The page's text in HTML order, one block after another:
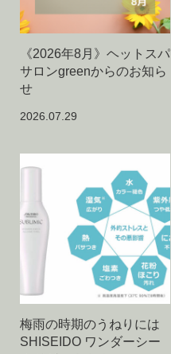
《2026年8月》ヘットスパ
サロンgreenからのお知ら
せ
2026.07.29
梅雨の時期のうねりには
SHISEIDO ワンダーシー